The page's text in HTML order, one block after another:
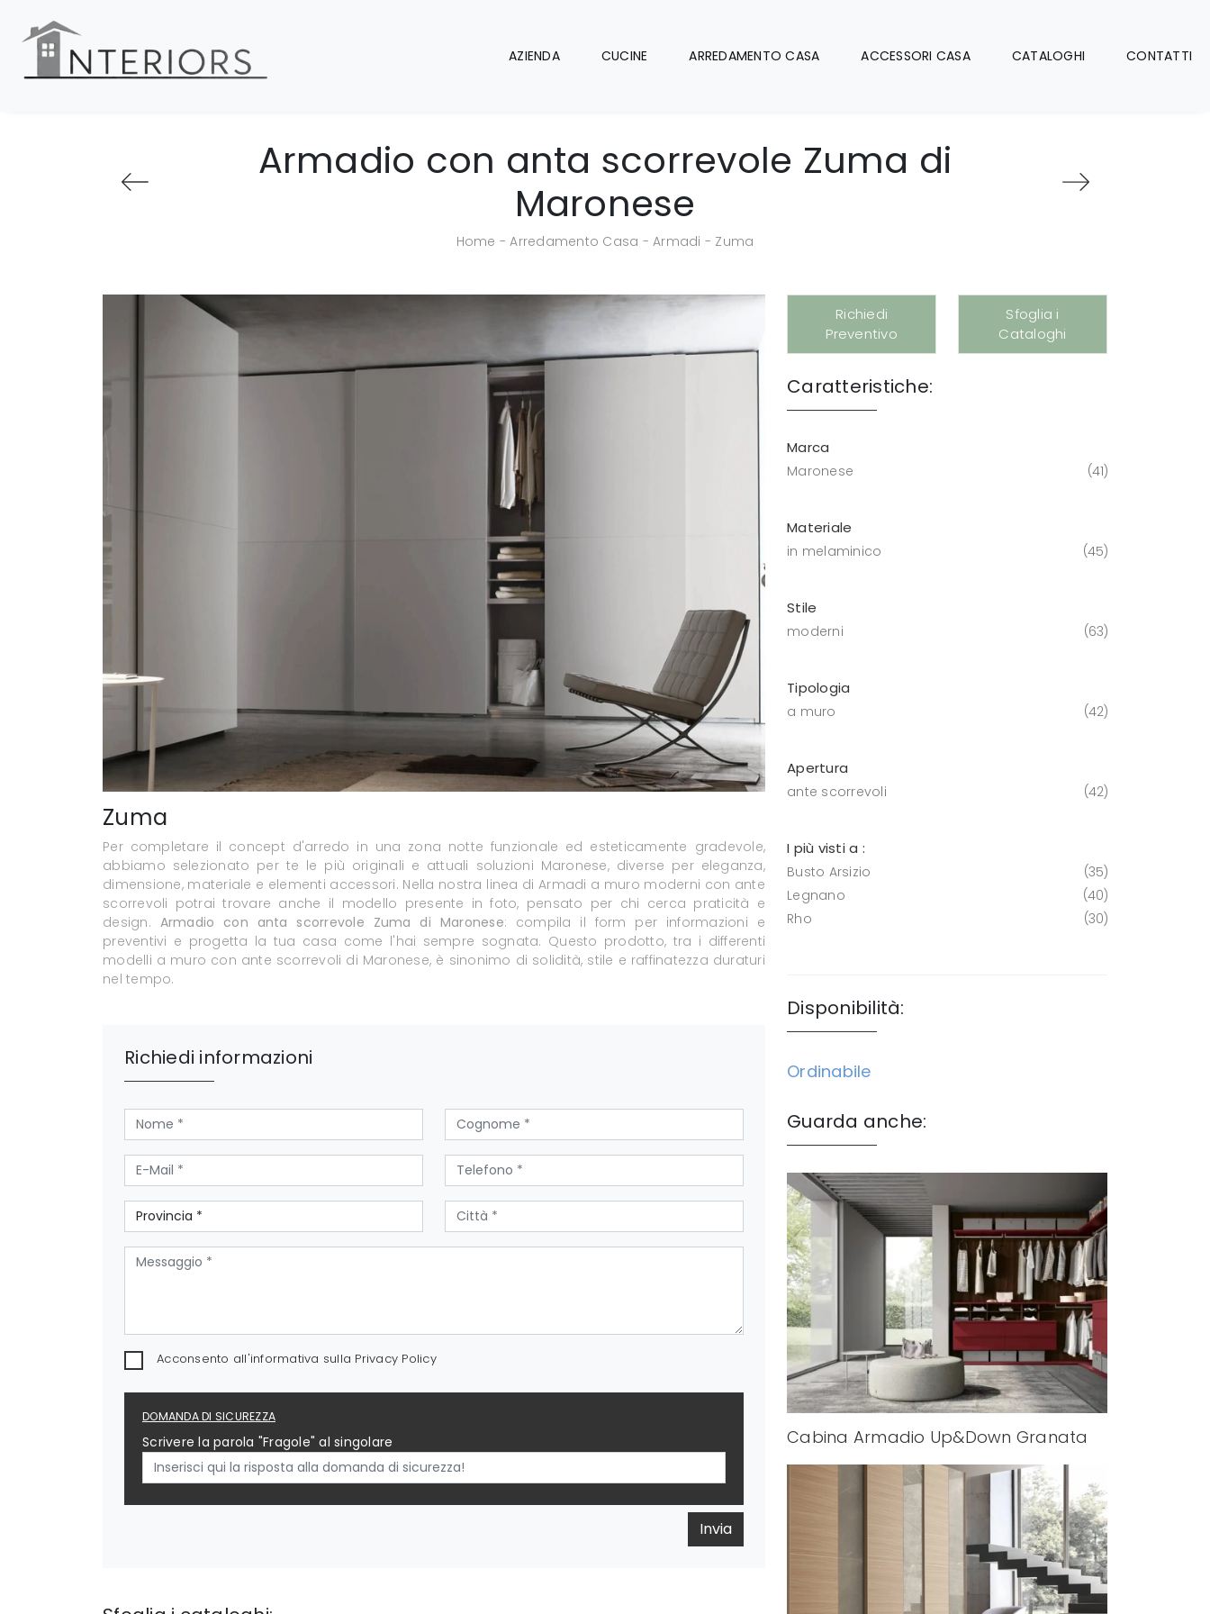
AZIENDA CUCINE ARREDAMENTO CASA ACCESSORI CASA CATALOGHI CONTATTI
Armadio con anta scorrevole Zuma di
Maronese
Home -Arredamento Casa -Armadi - Zuma
Zuma
Per completare il concept d'arredo in una zona notte funzionale ed esteticamente gradevole,
abbiamo selezionato per te le più originali e attuali soluzioni Maronese, diverse per eleganza,
dimensione, materiale e elementi accessori. Nella nostra linea di Armadi a muro moderni con ante
scorrevoli potrai trovare anche il modello presente in foto, pensato per chi cerca praticità e
design. Armadio con anta scorrevole Zuma di Maronese: compila il form per informazioni e
preventivi e progetta la tua casa come l'hai sempre sognata. Questo prodotto, tra i differenti
modelli a muro con ante scorrevoli di Maronese, è sinonimo di solidità, stile e raffinatezza duraturi
nel tempo.
Richiedi informazioni
Acconsento all'informativa sulla Privacy Policy
DOMANDA DI SICUREZZA
Scrivere la parola "Fragole" al singolare
Invia
Richiedi
Preventivo
Sfoglia i
Cataloghi
Caratteristiche:
Marca
Maronese 41
Materiale
in melaminico 45
Stile
moderni 63
Tipologia
a muro 42
Apertura
ante scorrevoli 42
I più visti a :
Busto Arsizio
35
Legnano
40
Rho
30
Disponibilità:
Ordinabile
Guarda anche:
Cabina Armadio Up&Down Granata